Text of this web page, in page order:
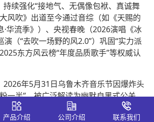
持续强化“接地气、无偶像包袱、真诚舞
风吹》出道至今通过音综（如《天赐的
·华流季》）、央视春晚（2026演唱《冰
演（“去吹一场野的风2.0”）巩固“实力派
东方风云榜“年度品质歌手”等权威认
2026年5月31日乌鲁木齐音乐节因爆炸头
一半”，被广泛解读为幽默自黑式公关，
而增强亲和力；此前泼水事件（2026年5
》）虽短暂冲热搜，但因对象为粉丝会成
产品介绍 公司介绍 联系我们